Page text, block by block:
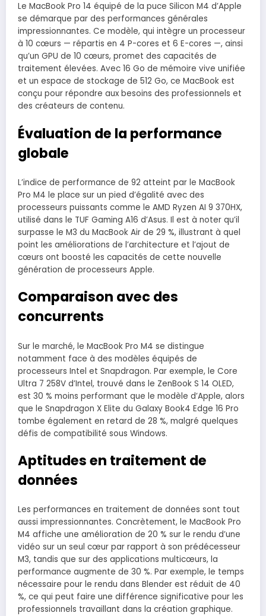
Le MacBook Pro 14 équipé de la puce Silicon M4 d’Apple
se démarque par des performances générales
impressionnantes. Ce modèle, qui intègre un processeur
à 10 cœurs — répartis en 4 P-cores et 6 E-cores —, ainsi
qu’un GPU de 10 cœurs, promet des capacités de
traitement élevées. Avec 16 Go de mémoire vive unifiée
et un espace de stockage de 512 Go, ce MacBook est
conçu pour répondre aux besoins des professionnels et
des créateurs de contenu.
Évaluation de la performance
globale
L’indice de performance de 92 atteint par le MacBook
Pro M4 le place sur un pied d’égalité avec des
processeurs puissants comme le AMD Ryzen AI 9 370HX,
utilisé dans le TUF Gaming A16 d’Asus. Il est à noter qu’il
surpasse le M3 du MacBook Air de 29 %, illustrant à quel
point les améliorations de l’architecture et l’ajout de
cœurs ont boosté les capacités de cette nouvelle
génération de processeurs Apple.
Comparaison avec des
concurrents
Sur le marché, le MacBook Pro M4 se distingue
notamment face à des modèles équipés de
processeurs Intel et Snapdragon. Par exemple, le Core
Ultra 7 258V d’Intel, trouvé dans le ZenBook S 14 OLED,
est 30 % moins performant que le modèle d’Apple, alors
que le Snapdragon X Elite du Galaxy Book4 Edge 16 Pro
tombe également en retard de 28 %, malgré quelques
défis de compatibilité sous Windows.
Aptitudes en traitement de
données
Les performances en traitement de données sont tout
aussi impressionnantes. Concrètement, le MacBook Pro
M4 affiche une amélioration de 20 % sur le rendu d’une
vidéo sur un seul cœur par rapport à son prédécesseur
M3, tandis que sur des applications multicœurs, la
performance augmente de 30 %. Par exemple, le temps
nécessaire pour le rendu dans Blender est réduit de 40
%, ce qui peut faire une différence significative pour les
professionnels travaillant dans la création graphique.